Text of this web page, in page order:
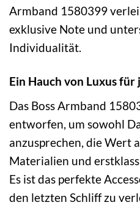
Armband 1580399
exklusive Note und
Individualität.
Ein Hauch von Luxus für
Das Boss Armband
entworfen, um sowohl
anzusprechen, die Wert
Materialien und
Es ist das perfekte
den letzten Schliff zu